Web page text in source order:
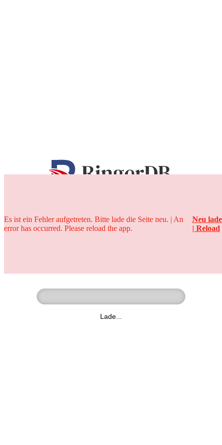
25 Jahre
Lade...
Es ist ein Fehler aufgetreten. Bitte lade die Seite neu. | An
error has occurred. Please reload the app.
Neu
| Reload